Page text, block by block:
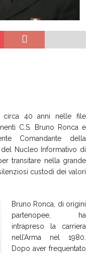
circa 40 anni nelle file
C.S. Bruno Ronca e
Comandante della
Nucleo Informativo di
transitare nella grande
custodi dei valori
Bruno Ronca, di origini
partenopee, ha
intrapreso la carriera
nell’Arma nel 1980.
Dopo aver frequentato